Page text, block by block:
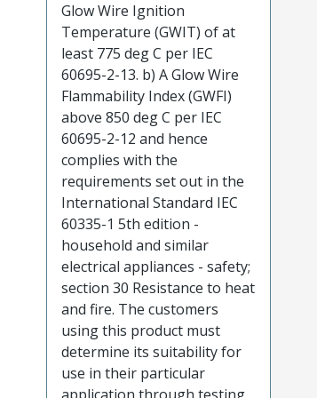
Glow Wire Ignition
Temperature (GWIT) of at
least 775 deg C per IEC
60695-2-13. b) A Glow Wire
Flammability Index (GWFI)
above 850 deg C per IEC
60695-2-12 and hence
complies with the
requirements set out in the
International Standard IEC
60335-1 5th edition -
household and similar
electrical appliances - safety;
section 30 Resistance to heat
and fire. The customers
using this product must
determine its suitability for
use in their particular